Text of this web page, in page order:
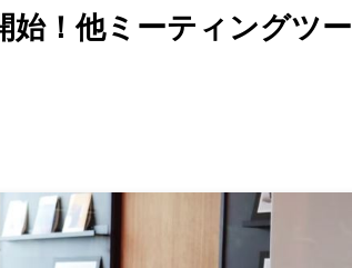
！他ミーティングツー